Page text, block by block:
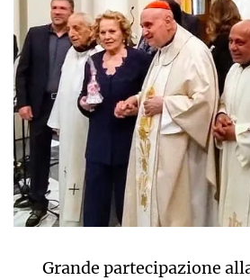
Grande partecipazione